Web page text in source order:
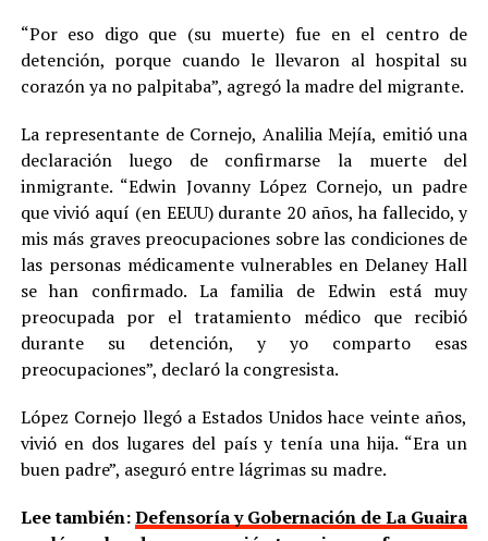
“Por eso digo que (su muerte) fue en el centro de
detención, porque cuando le llevaron al hospital su
corazón ya no palpitaba”, agregó la madre del migrante.
La representante de Cornejo, Analilia Mejía, emitió una
declaración luego de confirmarse la muerte del
inmigrante. “Edwin Jovanny López Cornejo, un padre
que vivió aquí (en EEUU) durante 20 años, ha fallecido, y
mis más graves preocupaciones sobre las condiciones de
las personas médicamente vulnerables en Delaney Hall
se han confirmado. La familia de Edwin está muy
preocupada por el tratamiento médico que recibió
durante su detención, y yo comparto esas
preocupaciones”, declaró la congresista.
López Cornejo llegó a Estados Unidos hace veinte años,
vivió en dos lugares del país y tenía una hija. “Era un
buen padre”, aseguró entre lágrimas su madre.
Lee también:Defensoría y Gobernación de La Guaira